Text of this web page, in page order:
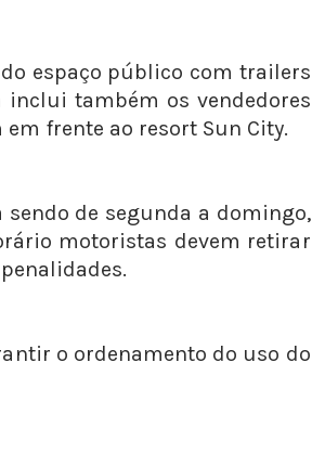
espaço público com trailers
também os vendedores
frente ao resort Sun City.
de segunda a domingo,
motoristas devem retirar
o ordenamento do uso do